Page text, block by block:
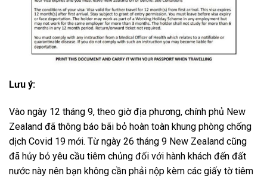
Lưu ý:
Vào ngày 12 tháng 9, theo giờ địa phương, chính phủ New
Zealand đã thông báo bãi bỏ hoàn toàn khung phòng chống
dịch Covid 19 mới. Từ ngày 26 tháng 9 New Zealand cũng
đã hủy bỏ yêu cầu tiêm chủng đối với hành khách đến đất
nước này nên bạn không cần phải nộp kèm các giấy tờ tiêm